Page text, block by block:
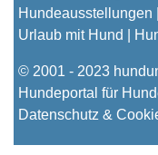
Hundeausstellungen
Urlaub mit Hund
© 2001 - 2023
Hundeportal für
Datenschutz &